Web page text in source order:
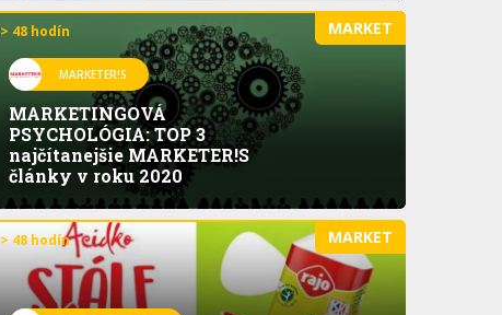
MARKET
> 48 hodín
MARKETER!S
MARKETINGOVÁ
PSYCHOLÓGIA: TOP 3
najčítanejšie MARKETER!S
články v roku 2020
MARKET
> 48 hodín